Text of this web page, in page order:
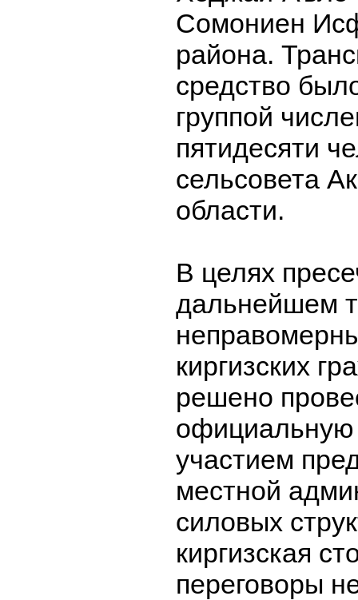
Сомониен
района.
средство
группой
пятидесяти
сельсовета
области.
В целях
дальнейшем
киргизских
решено
официальную
участием
местной
силовых
киргизская
переговоры